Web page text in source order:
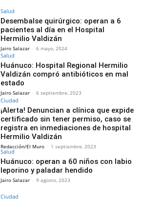
Salud
Desembalse quirúrgico: operan a 6
pacientes al día en el Hospital
Hermilio Valdizán
Jairo Salazar - 6 mayo, 2024
Salud
Huánuco: Hospital Regional Hermilio
Valdizán compró antibióticos en mal
estado
Jairo Salazar - 6 septiembre, 2023
Ciudad
¡Alerta! Denuncian a clínica que expide
certificado sin tener permiso, caso se
registra en inmediaciones de hospital
Hermilio Valdizán
Redacción/El Muro - 1 septiembre, 2023
Salud
Huánuco: operan a 60 niños con labio
leporino y paladar hendido
Jairo Salazar - 9 agosto, 2023
Ciudad